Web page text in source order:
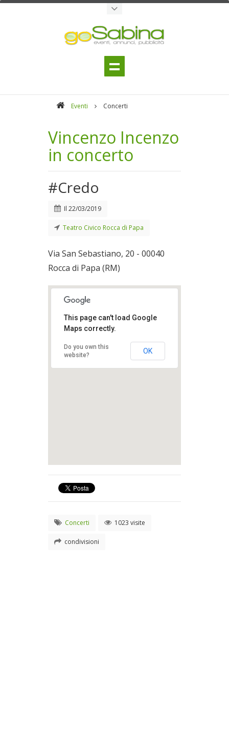
Eventi Concerti
Vincenzo Incenzo
in concerto
#Credo
Il 22/03/2019
Teatro Civico Rocca di Papa
Via San Sebastiano, 20 - 00040
Rocca di Papa (RM)
This page can't load Google
Maps correctly.
Do you own this
website?
OK
Concerti 1023 visite
condivisioni